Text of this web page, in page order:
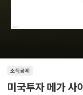
소득공제
미국투자 메가